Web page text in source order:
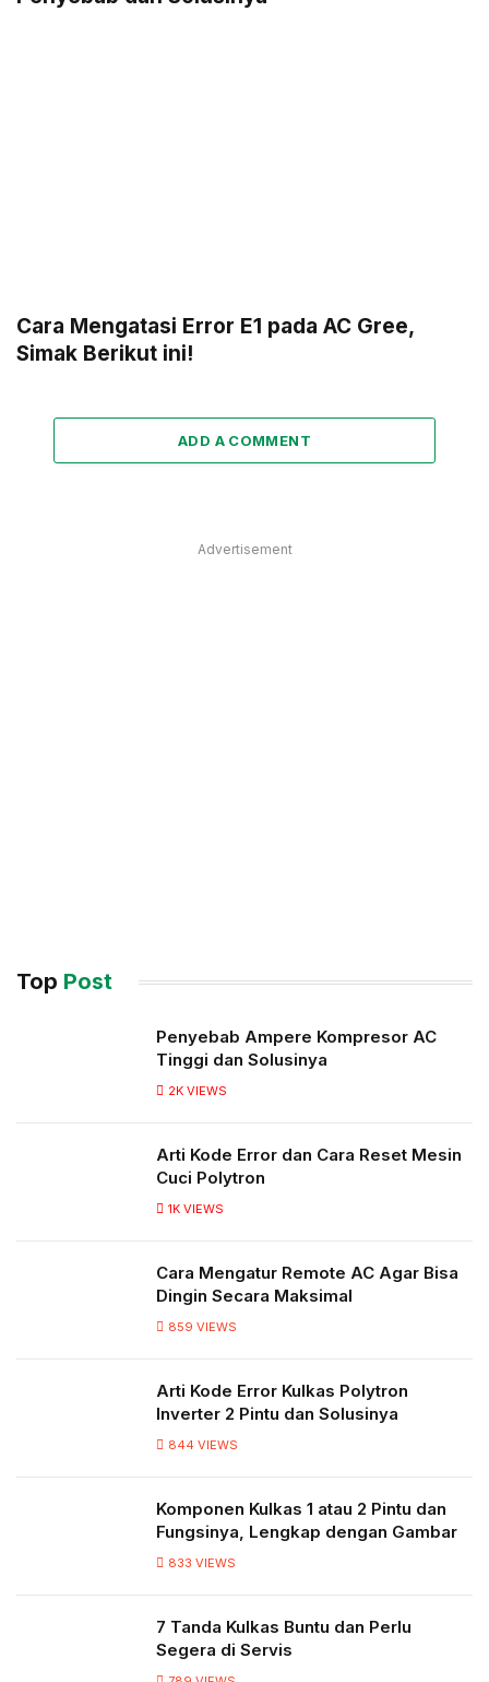
Cara Mengatasi Error E1 pada AC Gree,
Simak Berikut ini!
ADD A COMMENT
Advertisement
Top Post
Penyebab Ampere Kompresor AC
Tinggi dan Solusinya
2K VIEWS
Arti Kode Error dan Cara Reset Mesin
Cuci Polytron
1K VIEWS
Cara Mengatur Remote AC Agar Bisa
Dingin Secara Maksimal
859 VIEWS
Arti Kode Error Kulkas Polytron
Inverter 2 Pintu dan Solusinya
844 VIEWS
Komponen Kulkas 1 atau 2 Pintu dan
Fungsinya, Lengkap dengan Gambar
833 VIEWS
7 Tanda Kulkas Buntu dan Perlu
Segera di Servis